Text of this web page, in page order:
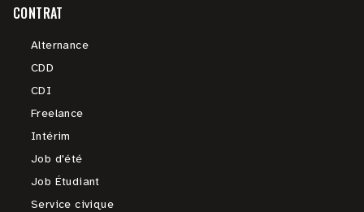
CONTRAT
Alternance
CDD
CDI
Freelance
Intérim
Job d'été
Job Étudiant
Service civique